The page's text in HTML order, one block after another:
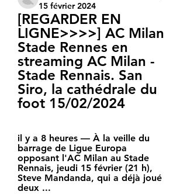
15 février 2024
[REGARDER EN
LIGNE>>>>] AC Milan
Stade Rennes en
streaming AC Milan -
Stade Rennais. San
Siro, la cathédrale du
foot 15/02/2024
il y a 8 heures — À la veille du
barrage de Ligue Europa
opposant l'AC Milan au Stade
Rennais, jeudi 15 février (21 h),
Steve Mandanda, qui a déjà joué
deux ...